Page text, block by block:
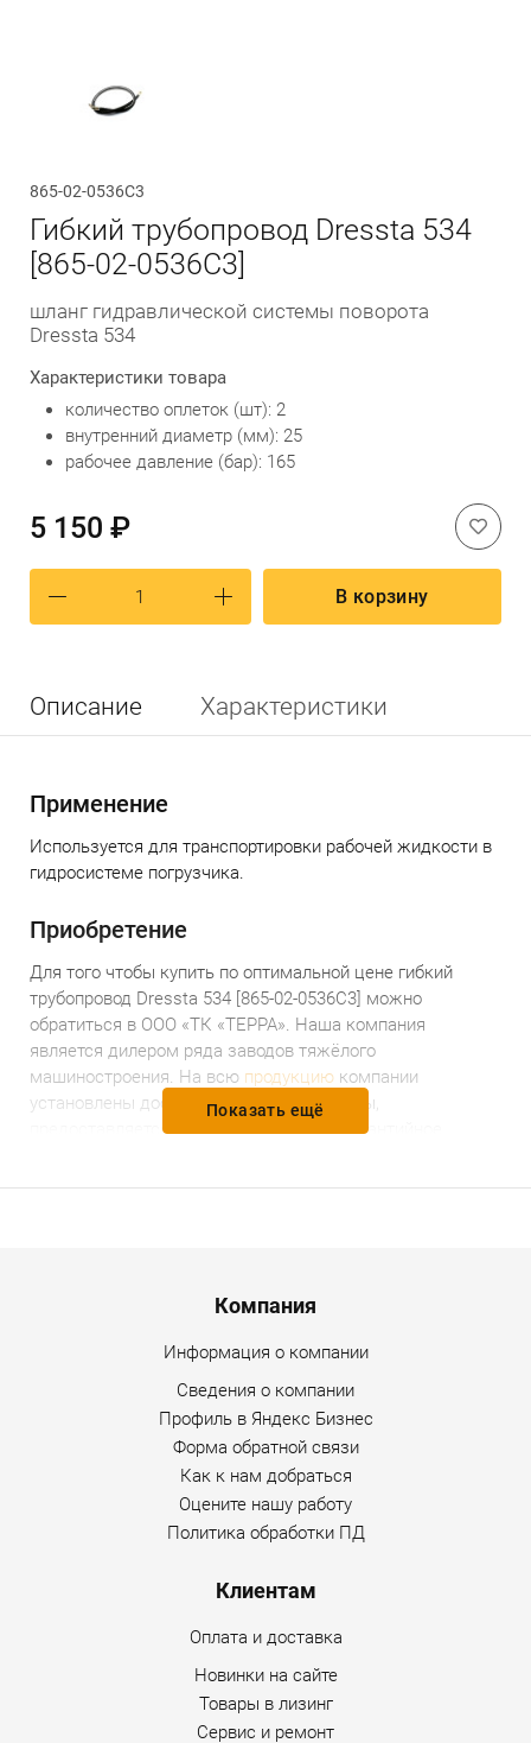
865-02-0536C3
Гибкий трубопровод Dressta 534
[865-02-0536C3]
шланг гидравлической системы поворота
Dressta 534
Характеристики товара
количество оплеток (шт): 2
внутренний диаметр (мм): 25
рабочее давление (бар): 165
5 150 ₽
В корзину
Описание Характеристики
Применение
Используется для транспортировки рабочей жидкости в
гидросистеме погрузчика.
Приобретение
Для того чтобы купить по оптимальной цене гибкий
трубопровод Dressta 534 [865-02-0536C3] можно
обратиться в ООО «ТК «ТЕРРА». Наша компания
является дилером ряда заводов тяжёлого
машиностроения. На всю продукцию компании
установлены доступные и разумные цены,
предоставляется гарантийное и послегарантийное
Показать ещё
Компания
Информация о компании
Сведения о компании
Профиль в Яндекс Бизнес
Форма обратной связи
Как к нам добраться
Оцените нашу работу
Политика обработки ПД
Клиентам
Оплата и доставка
Новинки на сайте
Товары в лизинг
Сервис и ремонт